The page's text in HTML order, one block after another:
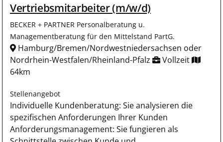
Vertriebsmitarbeiter (m/w/d)
BECKER + PARTNER Personalberatung u.
Managementberatung für den Mittelstand PartG.
Hamburg/Bremen/Nordwestniedersachsen oder
Nordrhein-Westfalen/Rheinland-Pfalz
Vollzeit
64km
Stellenangebot
Individuelle Kundenberatung: Sie analysieren die
spezifischen Anforderungen Ihrer Kunden
Anforderungsmanagement: Sie fungieren als